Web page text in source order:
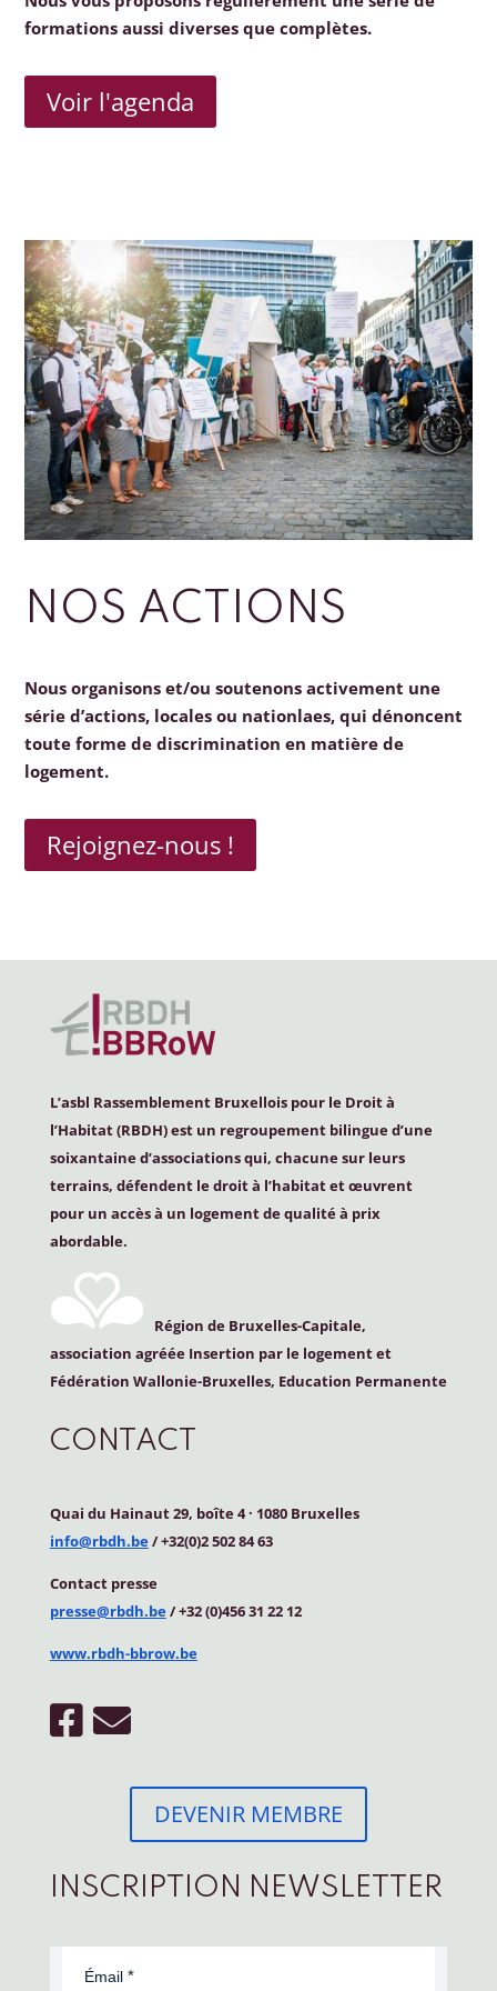
formations aussi diverses que complètes.
Voir l'agenda
NOS ACTIONS
Nous organisons et/ou soutenons activement une
série d’actions, locales ou nationlaes, qui dénoncent
toute forme de discrimination en matière de
logement.
Rejoignez-nous !
L’asbl Rassemblement Bruxellois pour le Droit à
l’Habitat (RBDH) est un regroupement bilingue d’une
soixantaine d’associations qui, chacune sur leurs
terrains, défendent le droit à l’habitat et œuvrent
pour un accès à un logement de qualité à prix
abordable.
Région de Bruxelles-Capitale,
association agréée Insertion par le logement et
Fédération Wallonie-Bruxelles, Education Permanente
CONTACT
Quai du Hainaut 29, boîte 4· 1080 Bruxelles
info@rbdh.be/ +32(0)2 502 84 63
Contact presse
presse@rbdh.be/ +32 (0)456 31 22 12
www.rbdh-bbrow.be
DEVENIR MEMBRE
INSCRIPTION NEWSLETTER
Émail